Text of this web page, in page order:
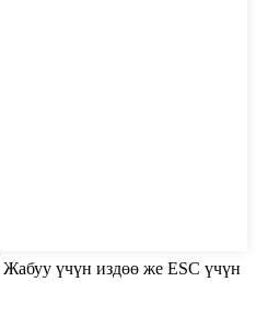
Жабуу үчүн издөө же ESC үчүн